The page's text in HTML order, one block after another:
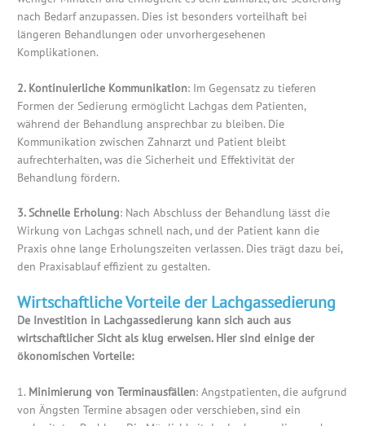
nach Bedarf anzupassen. Dies ist besonders vorteilhaft bei
längeren Behandlungen oder unvorhergesehenen
Komplikationen.
2. Kontinuierliche Kommunikation: Im Gegensatz zu tieferen
Formen der Sedierung ermöglicht Lachgas dem Patienten,
während der Behandlung ansprechbar zu bleiben. Die
Kommunikation zwischen Zahnarzt und Patient bleibt
aufrechterhalten, was die Sicherheit und Effektivität der
Behandlung fördern.
3. Schnelle Erholung: Nach Abschluss der Behandlung lässt die
Wirkung von Lachgas schnell nach, und der Patient kann die
Praxis ohne lange Erholungszeiten verlassen. Dies trägt dazu bei,
den Praxisablauf effizient zu gestalten.
Wirtschaftliche Vorteile der Lachgassedierung
De Investition in Lachgassedierung kann sich auch aus
wirtschaftlicher Sicht als klug erweisen. Hier sind einige der
ökonomischen Vorteile:
1. Minimierung von Terminausfällen: Angstpatienten, die aufgrund
von Ängsten Termine absagen oder verschieben, sind ein